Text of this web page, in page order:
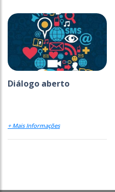
Diálogo aberto
+ Mais Informações